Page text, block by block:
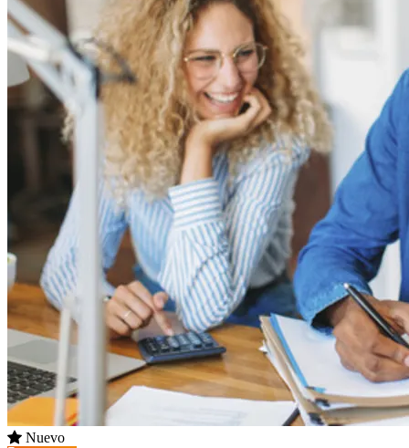
Nuevo